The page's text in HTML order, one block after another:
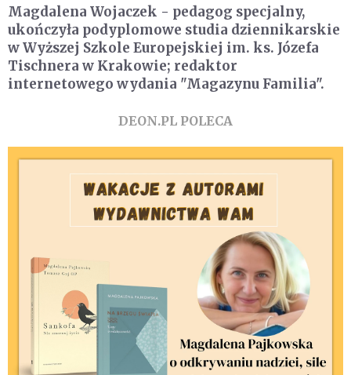
Magdalena Wojaczek - pedagog specjalny,
ukończyła podyplomowe studia dziennikarskie
w Wyższej Szkole Europejskiej im. ks. Józefa
Tischnera w Krakowie; redaktor
internetowego wydania "Magazynu Familia".
DEON.PL POLECA